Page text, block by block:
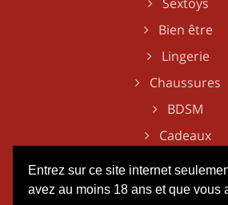
Entrez sur ce site internet
avez au moins 18 ans et que vous
Bien être
Lingerie
Chaussures
BDSM
Cadeaux